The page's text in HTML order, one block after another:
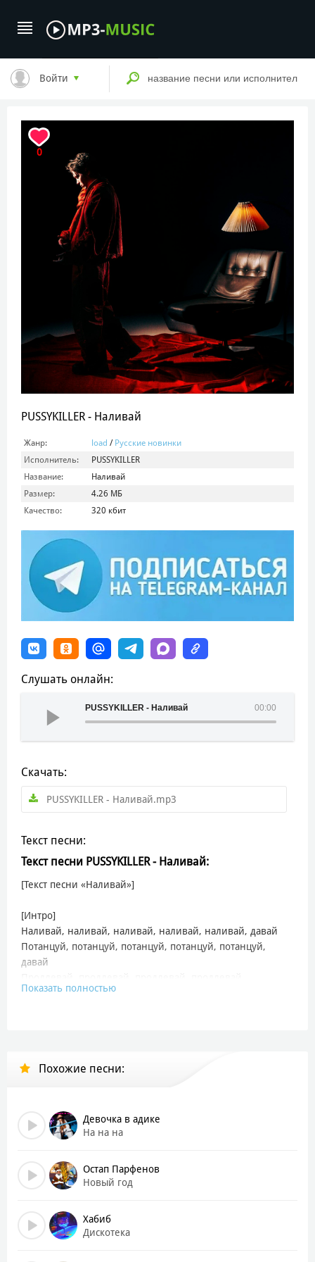
Войти
0
PUSSYKILLER - Наливай
Жанр: load / Русские новинки
Исполнитель:
PUSSYKILLER
Название:
Наливай
Размер:
4.26 МБ
Качество:
320 кбит
Слушать онлайн:
00:00
PUSSYKILLER - Наливай
Скачать:
PUSSYKILLER - Наливай.mp3
Текст песни:
Текст песни PUSSYKILLER - Наливай:
[Текст песни «Наливай»]
[Интро]
Наливай, наливай, наливай, наливай, наливай, давай
Потанцуй, потанцуй, потанцуй, потанцуй, потанцуй,
давай
продлевай, давай
А че ты смотришь так, как будто ты хочешь меня
Давай последний бокал
Я не хочу видеть тебя сейчас пьяную рядом
Я хочу все понять по твоему взгляду
Наливай, наливай, наливай, наливай, наливай, давай
Потанцуй, потанцуй, потанцуй, потанцуй, потанцуй,
Показать полностью
Похожие песни:
Девочка в адике
На на на
Остап Парфенов
Новый год
Хабиб
Дискотека